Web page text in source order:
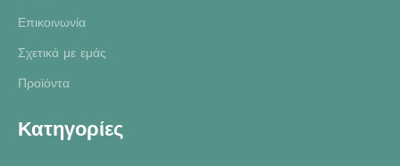
Επικοινωνία
Σχετικά με εμάς
Προϊόντα
Κατηγορίες